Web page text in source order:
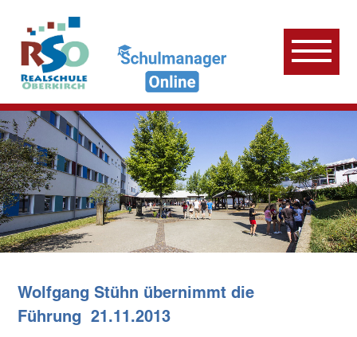
Wolfgang Stühn übernimmt die
Führung21.11.2013